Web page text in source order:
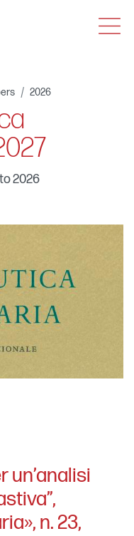
MENU
2026
2026
un’analisi
n. 23,